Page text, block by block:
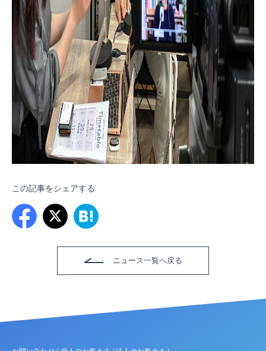
この記事をシェアする
ニュース一覧へ戻る